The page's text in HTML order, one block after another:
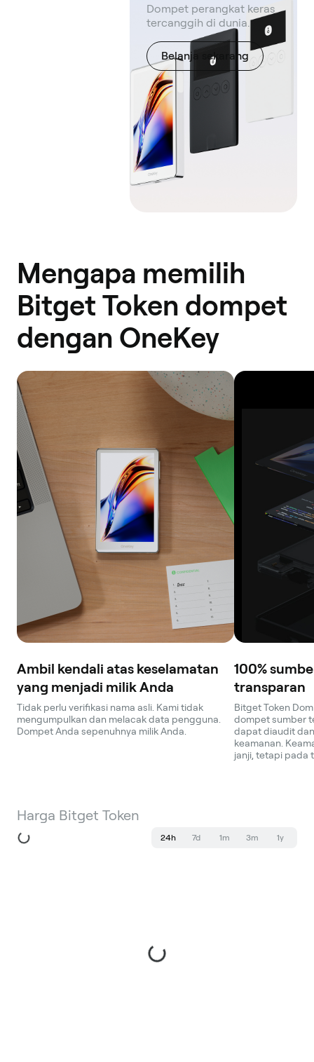
Dompet perangkat keras
tercanggih di dunia.
Belanja sekarang
Mengapa memilih
Bitget Token dompet
dengan OneKey
Ambil kendali atas keselamatan
yang menjadi milik Anda
Tidak perlu verifikasi nama asli. Kami tidak
mengumpulkan dan melacak data pengguna.
Dompet Anda sepenuhnya milik Anda.
100%
transparan
Bitget Token
dompet sumber
dapat diaudit
keamanan.
janji, tetapi pada
Harga Bitget Token
24h 7d 1m 3m 1y